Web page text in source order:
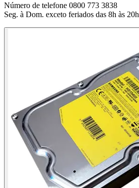
Número de telefone 0800 773 3838
Seg. à Dom. exceto feriados das 8h às 20h